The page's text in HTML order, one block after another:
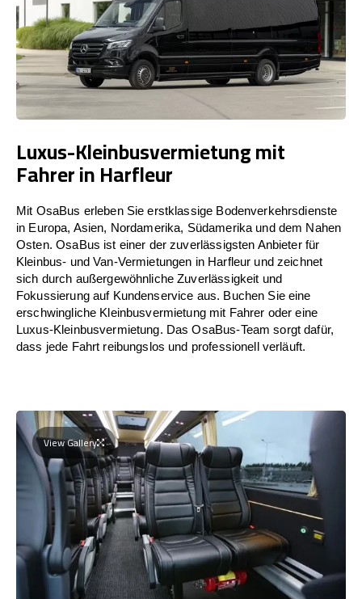
Luxus-Kleinbusvermietung mit
Fahrer in Harfleur
Mit OsaBus erleben Sie erstklassige Bodenverkehrsdienste
in Europa, Asien, Nordamerika, Südamerika und dem Nahen
Osten. OsaBus ist einer der zuverlässigsten Anbieter für
Kleinbus- und Van-Vermietungen in Harfleur und zeichnet
sich durch außergewöhnliche Zuverlässigkeit und
Fokussierung auf Kundenservice aus. Buchen Sie eine
erschwingliche Kleinbusvermietung mit Fahrer oder eine
Luxus-Kleinbusvermietung. Das OsaBus-Team sorgt dafür,
dass jede Fahrt reibungslos und professionell verläuft.
View Gallery